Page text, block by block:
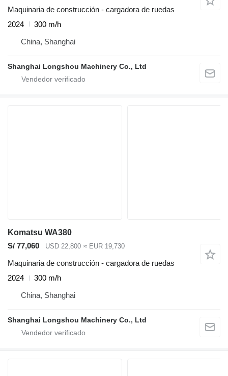
Maquinaria de construcción - cargadora de ruedas
2024
300 m/h
China, Shanghai
Shanghai Longshou Machinery Co., Ltd
Komatsu WA380
S/ 77,060
USD 22,800 ≈ EUR 19,730
Maquinaria de construcción - cargadora de ruedas
2024
300 m/h
China, Shanghai
Shanghai Longshou Machinery Co., Ltd